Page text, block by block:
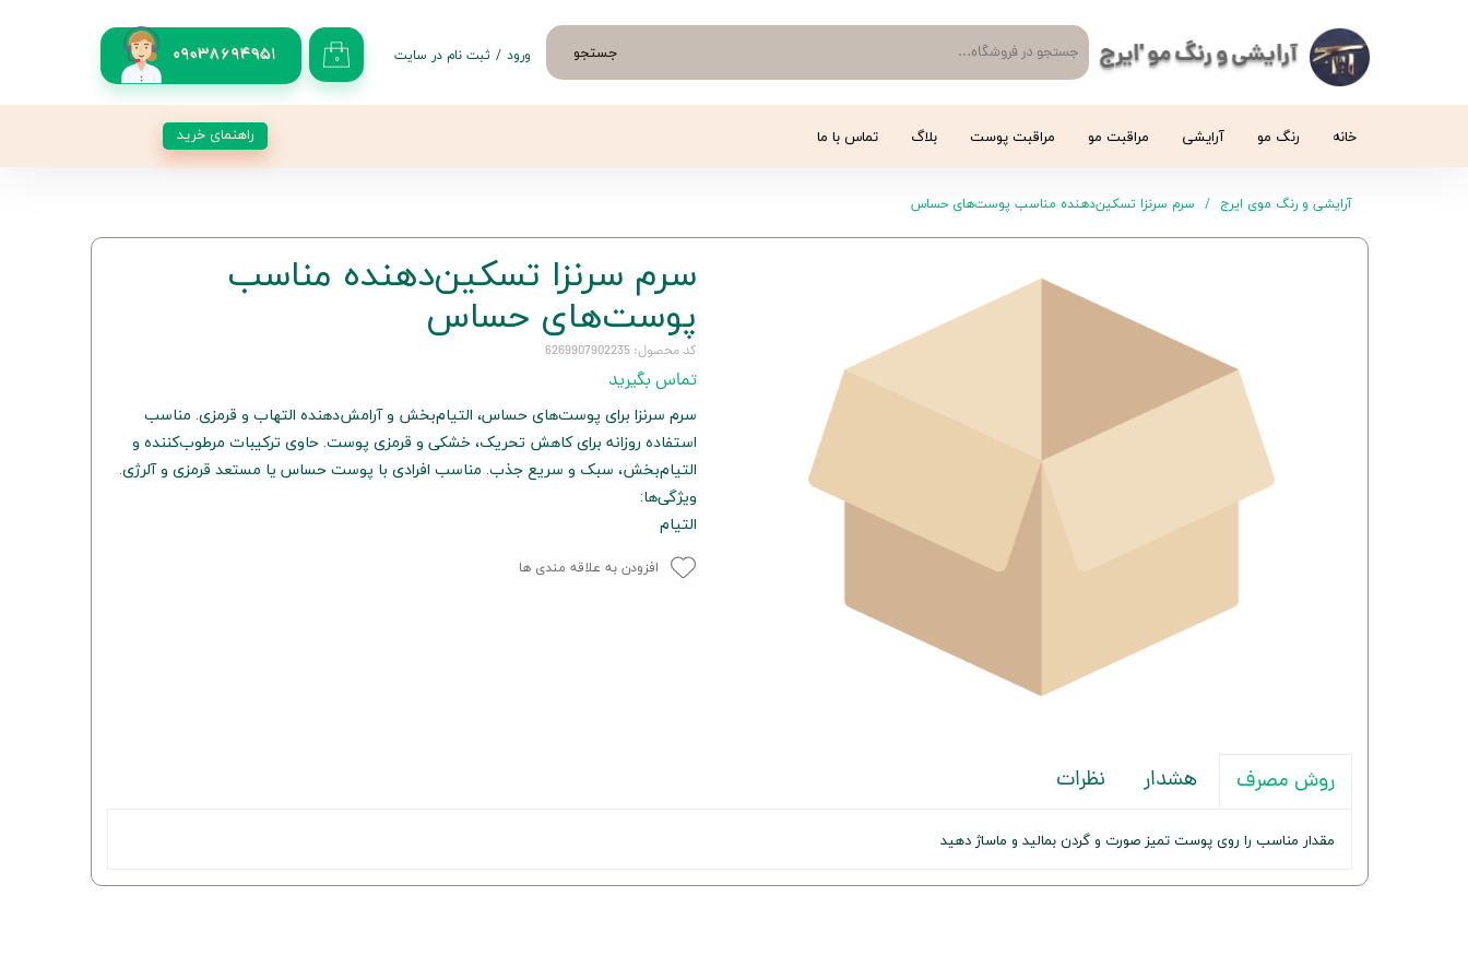
آرایشی و رنگ مو 'ایرج 09038694951 جستجو ۰ ورود / ثبت نام در سایت
خانه رنگ مو آرایشی مراقبت مو مراقبت پوست بلاگ تماس با ما راهنمای خرید
آرایشی و رنگ موی ایرج سرم سرنزا تسکین‌دهنده مناسب پوست‌های حساس
سرم سرنزا تسکین‌دهنده مناسب
پوست‌های حساس
کد محصول: 6269907902235
تماس بگیرید
سرم سرنزا برای پوست‌های حساس، التیام‌بخش و آرامش‌دهنده التهاب و قرمزی. مناسب
استفاده روزانه برای کاهش تحریک، خشکی و قرمزی پوست. حاوی ترکیبات مرطوب‌کننده و
التیام‌بخش، سبک و سریع جذب. مناسب افرادی با پوست حساس یا مستعد قرمزی و آلرژی.
ویژگی‌ها:
التیام
افزودن به علاقه مندی ها
روش مصرف هشدار نظرات
مقدار مناسب را روی پوست تمیز صورت و گردن بمالید و ماساژ دهید